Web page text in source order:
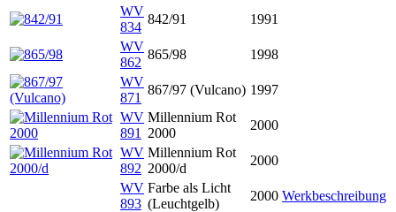
WV
834
842/91
1991
WV
862
865/98
1998
WV
871
867/97 (Vulcano) 1997
WV
891
Millennium Rot
2000
2000
WV
892
Millennium Rot
2000/d
2000
WV
893
Farbe als Licht
(Leuchtgelb)
2000 Werkbeschreibung